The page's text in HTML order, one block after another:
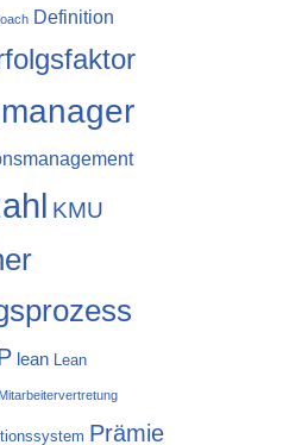
Definition
KMU
lean
Lean
Mitarbeitervertretung
Prämie